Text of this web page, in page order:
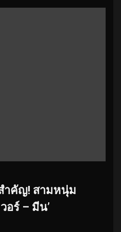
ำคัญ! สามหนุ่ม
อร์ – มีน’